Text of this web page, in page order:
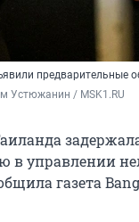
предварительные
Устюжанин / MSK1.RU
в управлении
газета